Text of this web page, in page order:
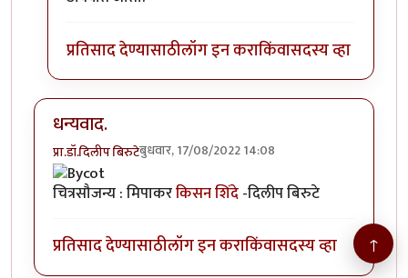
प्रतिसाद देण्यासाठीलॉग इन कराकिंवासदस्य व्हा
धन्यवाद.
प्रा.डॉ.दिलीप बिरुटेबुधवार, 17/08/2022 14:08
चित्रसौजन्य : मिपाकरकिसन शिंदे-दिलीप बिरुटे
प्रतिसाद देण्यासाठीलॉग इन कराकिंवासदस्य व्हा ↑